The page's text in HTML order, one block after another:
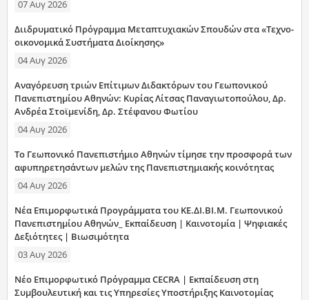
07 Αυγ 2026
Διιδρυματικό Πρόγραμμα Μεταπτυχιακών Σπουδών στα «Τεχνο-
οικονομικά Συστήματα Διοίκησης»
04 Αυγ 2026
Αναγόρευση τριών Επίτιμων Διδακτόρων του Γεωπονικού
Πανεπιστημίου Αθηνών: Κυρίας Λίτσας Παναγιωτοπούλου, Δρ.
Ανδρέα Στοϊμενίδη, Δρ. Στέφανου Φωτίου
04 Αυγ 2026
Το Γεωπονικό Πανεπιστήμιο Αθηνών τίμησε την προσφορά των
αφυπηρετησάντων μελών της Πανεπιστημιακής κοινότητας
04 Αυγ 2026
Νέα Επιμορφωτικά Προγράμματα του ΚΕ.ΔΙ.ΒΙ.Μ. Γεωπονικού
Πανεπιστημίου Αθηνών_ Εκπαίδευση | Καινοτομία | Ψηφιακές
Δεξιότητες | Βιωσιμότητα
03 Αυγ 2026
Νέο Επιμορφωτικό Πρόγραμμα CECRA | Εκπαίδευση στη
Συμβουλευτική και τις Υπηρεσίες Υποστήριξης Καινοτομίας